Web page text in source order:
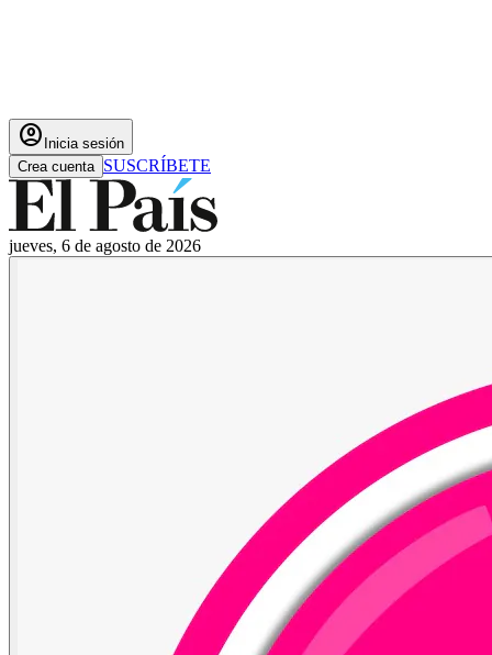
account_circle Inicia sesión
Crea cuenta SUSCRÍBETE
jueves, 6 de agosto de 2026